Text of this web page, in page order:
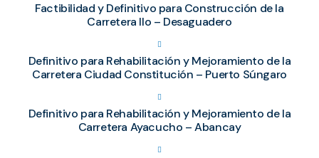
Factibilidad y Definitivo para Construcción de la
Carretera Ilo – Desaguadero
Definitivo para Rehabilitación y Mejoramiento de la
Carretera Ciudad Constitución – Puerto Súngaro
Definitivo para Rehabilitación y Mejoramiento de la
Carretera Ayacucho – Abancay